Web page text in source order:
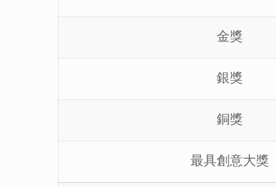
金獎
銀獎
銅獎
最具創意大獎